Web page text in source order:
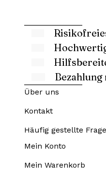
Über uns
Kontakt
Häufig gestellte
Mein Konto
Mein Warenkorb